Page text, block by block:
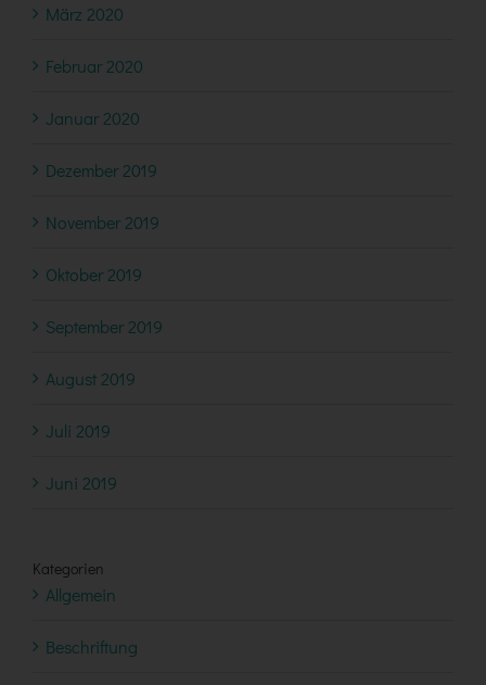
März 2020
Februar 2020
Januar 2020
Dezember 2019
November 2019
Oktober 2019
September 2019
August 2019
Juli 2019
Juni 2019
Kategorien
Allgemein
Beschriftung